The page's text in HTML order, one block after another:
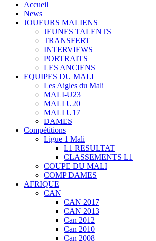
Accueil
News
JOUEURS MALIENS
JEUNES TALENTS
TRANSFERT
INTERVIEWS
PORTRAITS
LES ANCIENS
EQUIPES DU MALI
Les Aigles du Mali
MALI-U23
MALI U20
MALI U17
DAMES
Compétitions
Ligue 1 Mali
L1 RESULTAT
CLASSEMENTS L1
COUPE DU MALI
COMP DAMES
AFRIQUE
CAN
CAN 2017
CAN 2013
Can 2012
Can 2010
Can 2008